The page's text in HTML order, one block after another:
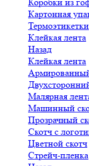
Картонная
Термоэтикетки
Клейкая лента
Назад
Клейкая лента
Малярная
Машинный
Прозрачный
Скотч с
Цветной скотч
Стрейч-пленка